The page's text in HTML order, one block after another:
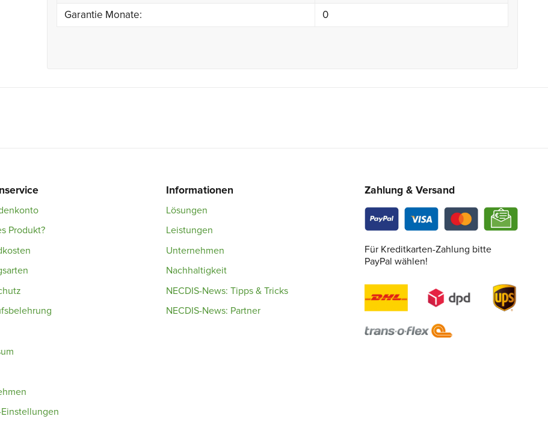
Garantie Monate:
0
Produkt?
Informationen
Lösungen
Leistungen
Unternehmen
Nachhaltigkeit
NECDIS-News: Tipps & Tricks
NECDIS-News: Partner
Zahlung & Versand
Für Kreditkarten-Zahlung bitte
PayPal wählen!